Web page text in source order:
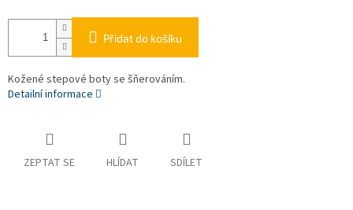
Přidat do košíku
Kožené stepové boty se šňerováním.
Detailní informace
ZEPTAT SE HLÍDAT SDÍLET